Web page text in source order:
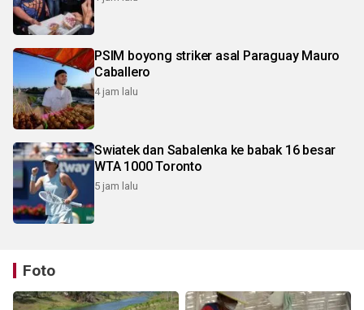
PSIM boyong striker asal Paraguay Mauro
Caballero
4 jam lalu
Swiatek dan Sabalenka ke babak 16 besar
WTA 1000 Toronto
5 jam lalu
Foto